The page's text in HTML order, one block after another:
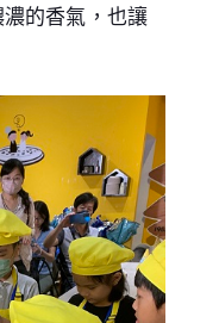
的香氣，也讓